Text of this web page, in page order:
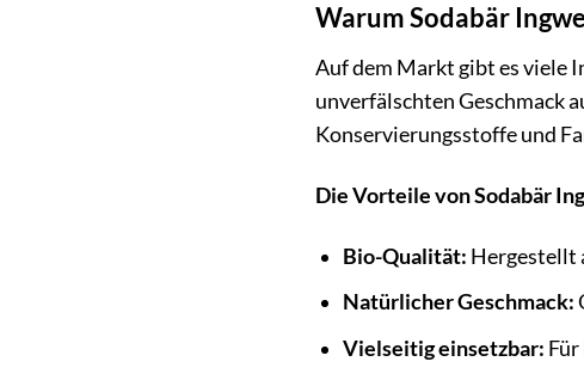
Warum Sodabär
Auf dem Markt gibt es viele
unverfälschten Geschmack
Konservierungsstoffe und
Die Vorteile von Sodabär
Bio-Qualität: Hergestellt
Natürlicher Geschmack:
Vielseitig einsetzbar: Für